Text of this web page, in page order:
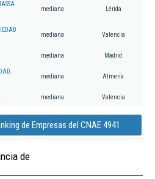
mediana Lérida
mediana Valencia
mediana Madrid
mediana Almería
mediana Valencia
de Empresas del CNAE 4941
de